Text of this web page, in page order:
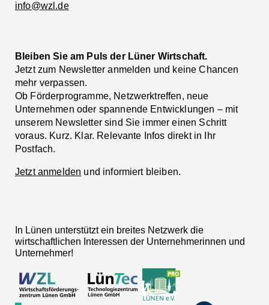
info@wzl.de
Bleiben Sie am Puls der Lüner Wirtschaft.
Jetzt zum Newsletter anmelden und keine Chancen
mehr verpassen.
Ob Förderprogramme, Netzwerktreffen, neue
Unternehmen oder spannende Entwicklungen – mit
unserem Newsletter sind Sie immer einen Schritt
voraus. Kurz. Klar. Relevante Infos direkt in Ihr
Postfach.
Jetzt anmelden und informiert bleiben.
In Lünen unterstützt ein breites Netzwerk die
wirtschaftlichen Interessen der Unternehmerinnen und
Unternehmer!